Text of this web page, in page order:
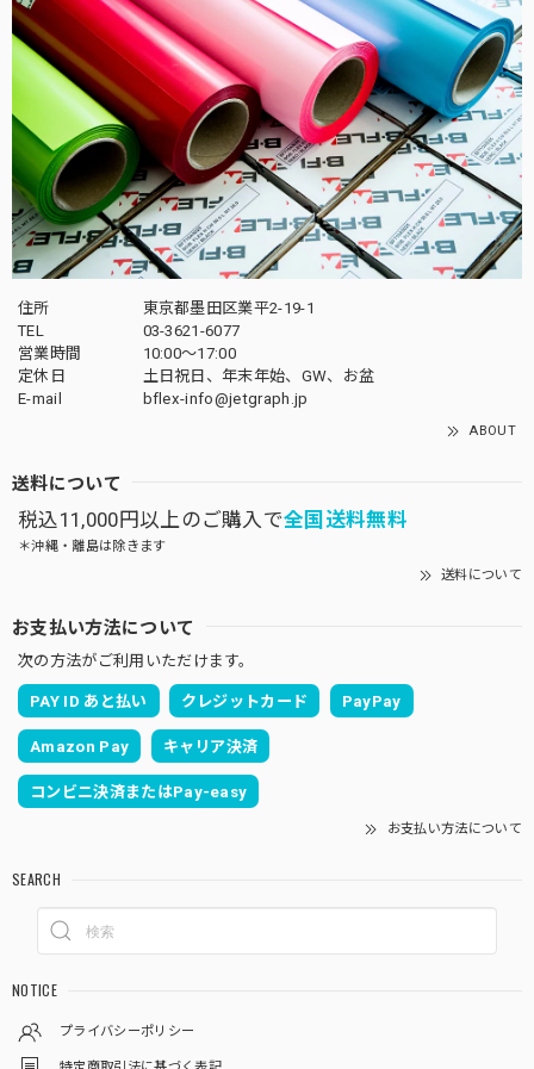
住所
東京都墨田区業平2-19-1
TEL
03-3621-6077
営業時間
10:00～17:00
定休日
土日祝日、年末年始、GW、お盆
E-mail
bflex-info@jetgraph.jp
ABOUT
送料について
税込11,000円以上のご購入で全国送料無料
＊沖縄・離島は除きます
送料について
お支払い方法について
次の方法がご利用いただけます。
PAY ID あと払い クレジットカード PayPay
Amazon Pay キャリア決済
コンビニ決済またはPay-easy
お支払い方法について
SEARCH
NOTICE
プライバシーポリシー